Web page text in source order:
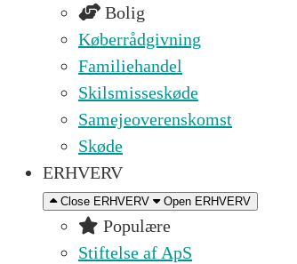
Bolig
Køberrådgivning
Familiehandel
Skilsmisseskøde
Samejeoverenskomst
Skøde
ERHVERV
Close ERHVERV Open ERHVERV
Populære
Stiftelse af ApS